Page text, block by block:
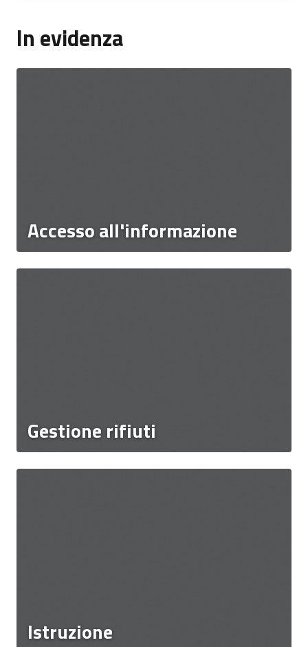
In evidenza
Accesso all'informazione
Gestione rifiuti
Istruzione